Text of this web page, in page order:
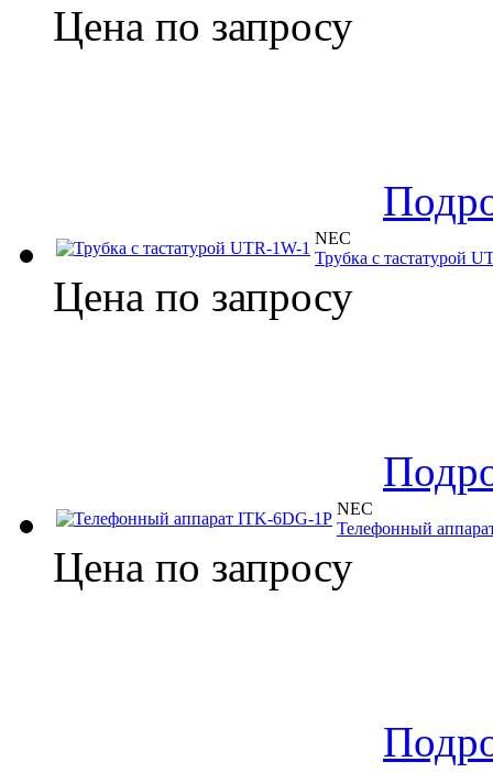
Цена по запросу
NEC
Трубка с тастатурой
Цена по запросу
NEC
Телефонный
Цена по запросу